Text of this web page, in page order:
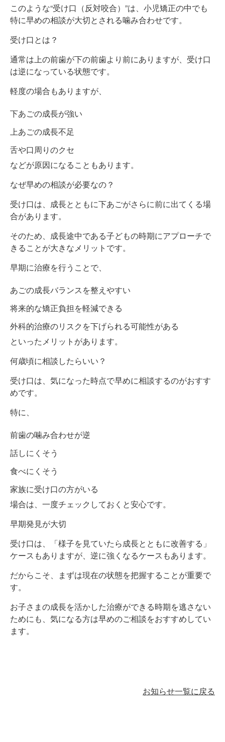
このような“受け口（反対咬合）”は、小児矯正の中でも
特に早めの相談が大切とされる噛み合わせです。
受け口とは？
通常は上の前歯が下の前歯より前にありますが、受け口
は逆になっている状態です。
軽度の場合もありますが、
下あごの成長が強い
上あごの成長不足
舌や口周りのクセ
などが原因になることもあります。
なぜ早めの相談が必要なの？
受け口は、成長とともに下あごがさらに前に出てくる場
合があります。
そのため、成長途中である子どもの時期にアプローチで
きることが大きなメリットです。
早期に治療を行うことで、
あごの成長バランスを整えやすい
将来的な矯正負担を軽減できる
外科的治療のリスクを下げられる可能性がある
といったメリットがあります。
何歳頃に相談したらいい？
受け口は、気になった時点で早めに相談するのがおすす
めです。
特に、
前歯の噛み合わせが逆
話しにくそう
食べにくそう
家族に受け口の方がいる
場合は、一度チェックしておくと安心です。
早期発見が大切
受け口は、「様子を見ていたら成長とともに改善する」
ケースもありますが、逆に強くなるケースもあります。
だからこそ、まずは現在の状態を把握することが重要で
す。
お子さまの成長を活かした治療ができる時期を逃さない
ためにも、気になる方は早めのご相談をおすすめしてい
ます。
お知らせ一覧に戻る